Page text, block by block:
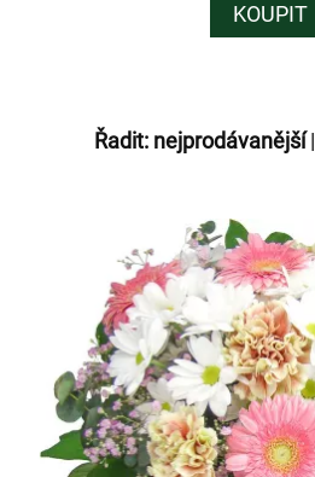
KOUPIT
Řadit: nejprodávanější|